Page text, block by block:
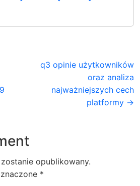
q3 opinie użytkowników
oraz analiza
najważniejszych cech
platformy →
opublikowany.
*